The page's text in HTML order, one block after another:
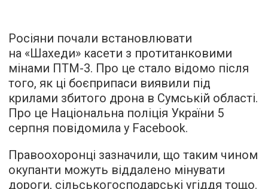
Росіяни почали встановлювати
на «Шахеди» касети з протитанковими
мінами ПТМ-3. Про це стало відомо після
того, як ці боєприпаси виявили під
крилами збитого дрона в Сумській області.
Про це Національна поліція України 5
серпня повідомила у Facebook.
Правоохоронці зазначили, що таким чином
окупанти можуть віддалено мінувати
дороги, сільськогосподарські угіддя тощо.